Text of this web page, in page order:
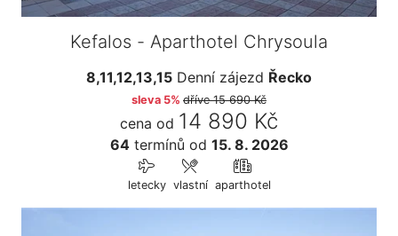
Kefalos - Aparthotel Chrysoula
8,11,12,13,15 Denní zájezd Řecko
sleva 5% dříve15 690 Kč
cena od 14 890 Kč
64termínů od 15. 8. 2026
letecky vlastní aparthotel